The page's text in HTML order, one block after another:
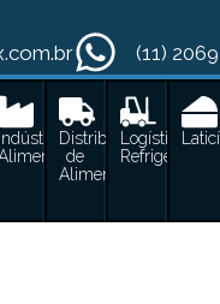
(11)
IndústriasDistribuidoras
de
Alimentos
Logística
Refrigerada